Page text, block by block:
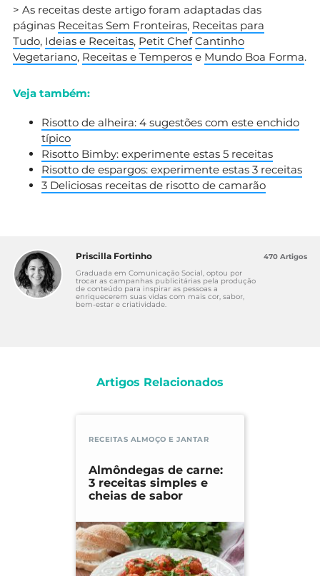
> As receitas deste artigo foram adaptadas das
páginas Receitas Sem Fronteiras, Receitas para
Tudo, Ideias e Receitas, Petit Chef Cantinho
Vegetariano, Receitas e Temperos e Mundo Boa Forma.
Veja também:
Risotto de alheira: 4 sugestões com este enchido
típico
Risotto Bimby: experimente estas 5 receitas
Risotto de espargos: experimente estas 3 receitas
3 Deliciosas receitas de risotto de camarão
Priscilla Fortinho
Graduada em Comunicação Social, optou por
trocar as campanhas publicitárias pela produção
de conteúdo para inspirar as pessoas a
enriquecerem suas vidas com mais cor, sabor,
bem-estar e criatividade.
470 Artigos
Artigos Relacionados
RECEITAS ALMOÇO E JANTAR
Almôndegas de carne:
3 receitas simples e
cheias de sabor